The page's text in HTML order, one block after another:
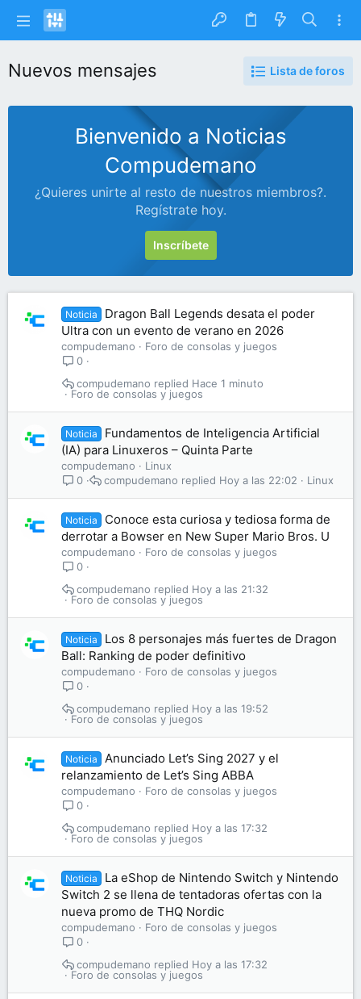
Nuevos mensajes Lista de foros
Bienvenido a Noticias
Compudemano
¿Quieres unirte al resto de nuestros miembros?.
Regístrate hoy.
Inscríbete
Noticia
Dragon Ball Legends desata el poder
Ultra con un evento de verano en 2026
compudemano
Foro de consolas y juegos
0
Foro de consolas y juegos
Hace 1 minuto
compudemano
Noticia
Fundamentos de Inteligencia Artificial
(IA) para Linuxeros – Quinta Parte
compudemano
Linux
0
Linux
Hoy a las 22:02
compudemano
Noticia
Conoce esta curiosa y tediosa forma de
derrotar a Bowser en New Super Mario Bros. U
compudemano
Foro de consolas y juegos
0
Foro de consolas y juegos
Hoy a las 21:32
compudemano
Noticia
Los 8 personajes más fuertes de Dragon
Ball: Ranking de poder definitivo
compudemano
Foro de consolas y juegos
0
Foro de consolas y juegos
Hoy a las 19:52
compudemano
Noticia
Anunciado Let’s Sing 2027 y el
relanzamiento de Let’s Sing ABBA
compudemano
Foro de consolas y juegos
0
Foro de consolas y juegos
Hoy a las 17:32
compudemano
Noticia
La eShop de Nintendo Switch y Nintendo
Switch 2 se llena de tentadoras ofertas con la
nueva promo de THQ Nordic
compudemano
Foro de consolas y juegos
0
Foro de consolas y juegos
Hoy a las 17:32
compudemano